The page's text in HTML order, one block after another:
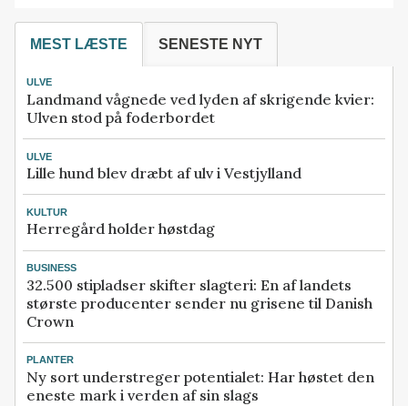
MEST LÆSTE SENESTE NYT
ULVE
Landmand vågnede ved lyden af skrigende kvier:
Ulven stod på foderbordet
ULVE
Lille hund blev dræbt af ulv i Vestjylland
KULTUR
Herregård holder høstdag
BUSINESS
32.500 stipladser skifter slagteri: En af landets
største producenter sender nu grisene til Danish
Crown
PLANTER
Ny sort understreger potentialet: Har høstet den
eneste mark i verden af sin slags